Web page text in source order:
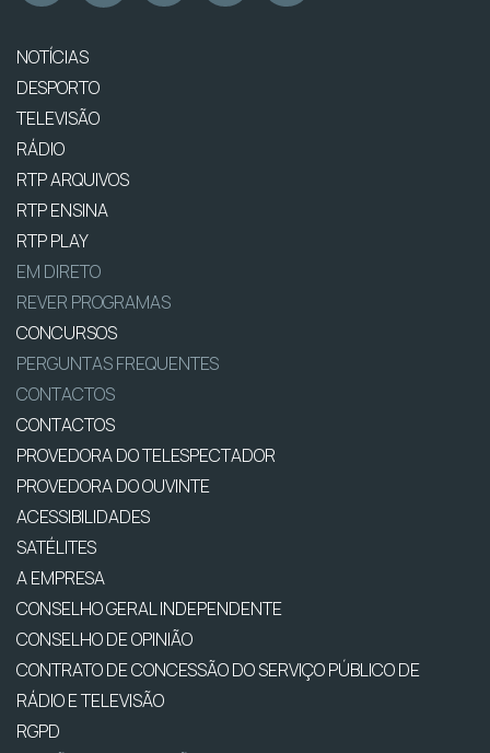
NOTÍCIAS
DESPORTO
TELEVISÃO
RÁDIO
RTP ARQUIVOS
RTP ENSINA
RTP PLAY
EM DIRETO
REVER PROGRAMAS
CONCURSOS
PERGUNTAS FREQUENTES
CONTACTOS
CONTACTOS
PROVEDORA DO TELESPECTADOR
PROVEDORA DO OUVINTE
ACESSIBILIDADES
SATÉLITES
A EMPRESA
CONSELHO GERAL INDEPENDENTE
CONSELHO DE OPINIÃO
CONTRATO DE CONCESSÃO DO SERVIÇO PÚBLICO DE
RÁDIO E TELEVISÃO
RGPD